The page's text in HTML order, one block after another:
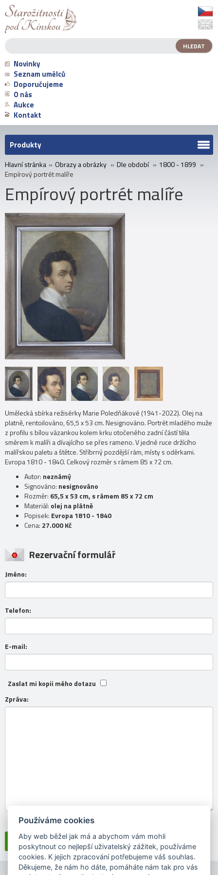
Novinky
Seznam umělců
Doporučujeme
O nás
Aukce
Kontakt
Produkty
Hlavní stránka » Obrazy a obrázky » Dle období » 1800 - 1899 »
Empírový portrét malíře
Empírový portrét malíře
Umělecká sbírka režisérky Marie Poledňákové (1941-2022). Olej na
platně, rentoilováno, 65,5 x 53 cm. Nesignováno. Portrét mladého muže
z profilu s bílou vázankou kolem krku otočeného zadní částí těla
směrem k malíři a dívajícího se přes rameno. V jedné ruce držícího
malířskou paletu a štětce. Stříbrný pozdější rám, místy s oděrkami.
Evropa 1810 - 1840. Celkový rozměr s rámem 85 x 72 cm.
Autor: neznámý
Signováno: nesignováno
Rozměr: 65,5 x 53 cm, s rámem 85 x 72 cm
Materiál: olej na plátně
Popisek: Evropa 1810 - 1840
Cena: 27.000 Kč
Rezervační formulář
Jméno:
Telefon:
E-mail:
Zaslat mi kopii mého dotazu
Zpráva:
Souhlasím sezpracováním osobních údajů
Používáme cookies
Aby web běžel jak má a abychom vám mohli
poskytnout co nejlepší uživatelský zážitek, používáme
cookies. K jejich zpracování potřebujeme váš souhlas.
Děkujeme, že nám ho dáte, pomáháte nám tak pro vás